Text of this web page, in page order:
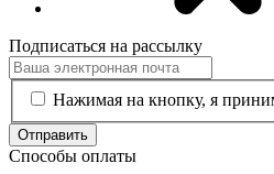
Подписаться на рассылку
Нажимая на кнопку, я
Отправить
Способы оплаты